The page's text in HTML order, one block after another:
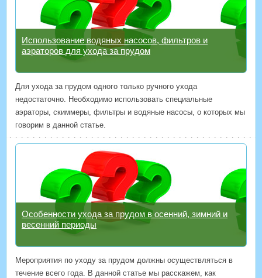
Использование водяных насосов, фильтров и
аэраторов для ухода за прудом
Для ухода за прудом одного только ручного ухода
недостаточно. Необходимо использовать специальные
аэраторы, скиммеры, фильтры и водяные насосы, о которых мы
говорим в данной статье.
Особенности ухода за прудом в осенний, зимний и
весенний периоды
Мероприятия по уходу за прудом должны осуществляться в
течение всего года. В данной статье мы расскажем, как